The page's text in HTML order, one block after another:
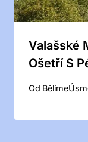
Valašské
Ošetří S
Od